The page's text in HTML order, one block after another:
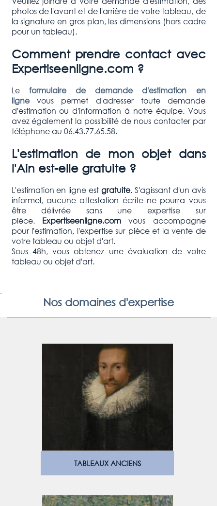
photos de l'avant et de l'arrière de votre tableau, de
la signature en gros plan, les dimensions (hors cadre
pour un tableau).
Comment prendre contact avec
Expertiseenligne.com ?
Le formulaire de demande d'estimation en
lignevous permet d'adresser toute demande
d'estimation ou d'information à notre équipe. Vous
avez également la possibilité de nous contacter par
téléphone au 06.43.77.65.58.
L'estimation de mon objet dans
l'Ain est-elle gratuite ?
L'estimation en ligne est gratuite. S'agissant d'un avis
informel, aucune attestation écrite ne pourra vous
être délivrée sans une expertise sur
pièce. Expertiseenligne.comvous accompagne
pour l'estimation, l'expertise sur pièce et la vente de
votre tableau ou objet d'art.
Sous 48h, vous obtenez une évaluation de votre
tableau ou objet d'art.
.
Nos domaines d'expertise
TABLEAUX ANCIENS